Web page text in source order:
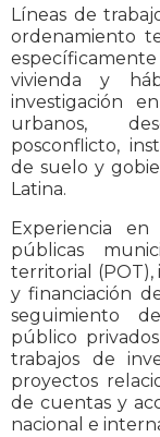
Líneas de
ordenamiento
vivienda y
investigación
urbanos,
posconflicto,
de suelo y
Latina.
Experiencia
públicas
territorial (POT),
y financiación
seguimiento
público
trabajos de
proyectos
de cuentas y
nacional e